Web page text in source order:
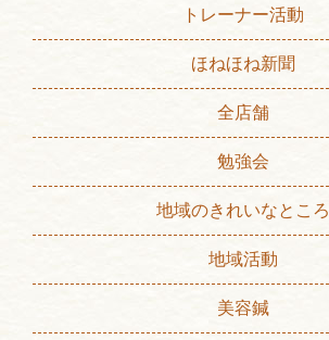
トレーナー活動
ほねほね新聞
全店舗
勉強会
地域のきれいなところ
地域活動
美容鍼